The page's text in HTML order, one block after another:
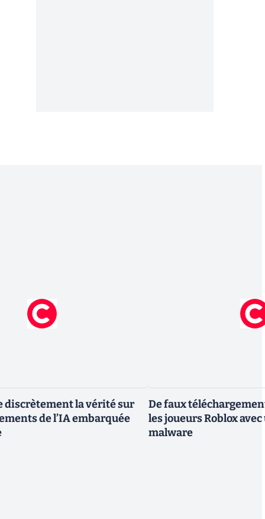
discrètement la vérité sur
de l’IA embarquée
De faux
les joueurs Roblox
malware